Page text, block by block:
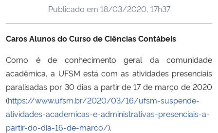
Ministério da Cidadania
Ministério de Minas e Energia
Ministério da Ciência, Tecnologia, Inovações e Comunicações
Ministério do Meio Ambiente
Publicado em 18/03/2020, 17h37
Caros Alunos do Curso de Ciências Contábeis
Como é de conhecimento geral da comunidade
acadêmica, a UFSM está com as atividades presenciais
paralisadas por 30 dias a partir de 17 de março de 2020
(https://www.ufsm.br/2020/03/16/ufsm-suspende-
atividades-academicas-e-administrativas-presenciais-a-
partir-do-dia-16-de-marco/).